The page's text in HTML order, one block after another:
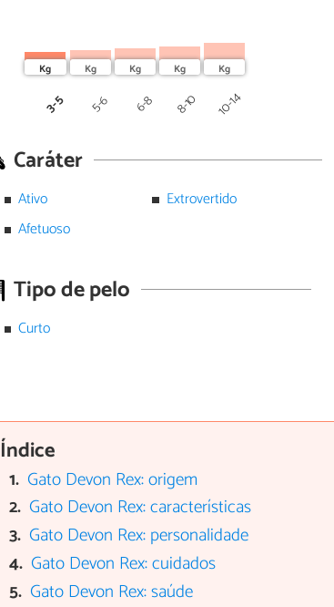
3-5 5-6 6-8 8-10 10-14
Caráter
Ativo
Extrovertido
Afetuoso
Tipo de pelo
Curto
Índice
Gato Devon Rex: origem
Gato Devon Rex: características
Gato Devon Rex: personalidade
Gato Devon Rex: cuidados
Gato Devon Rex: saúde